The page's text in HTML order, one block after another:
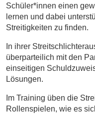
Schüler*innen einen
lernen und dabei
Streitigkeiten zu finden.
In ihrer
überparteilich mit den
einseitigen
Lösungen.
Im Training üben die
Rollenspielen, wie es